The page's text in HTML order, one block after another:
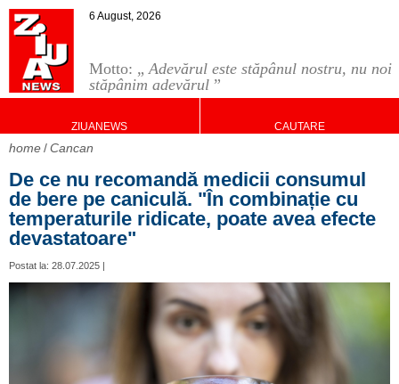
Motto: „Adevărul este stăpânul nostru, nu noi
stăpânim adevărul ”
6 August, 2026
ZIUANEWS CAUTARE
home Cancan
De ce nu recomandă medicii consumul
de bere pe caniculă. "În combinație cu
temperaturile ridicate, poate avea efecte
devastatoare"
Postat la: 28.07.2025 |